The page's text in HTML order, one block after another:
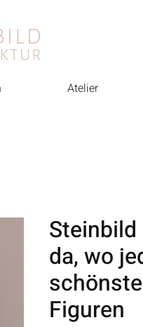
Atelier
da, wo
Figuren